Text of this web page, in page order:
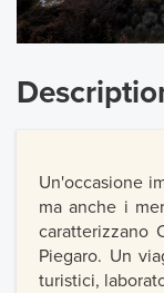
Un'occasione
ma anche i
caratterizzano
Piegaro. Un
turistici,